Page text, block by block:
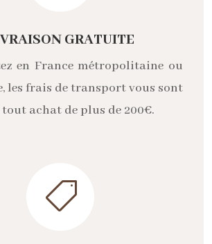
GRATUITE
en France métropolitaine ou
les frais de transport vous sont
achat de plus de 200€.
